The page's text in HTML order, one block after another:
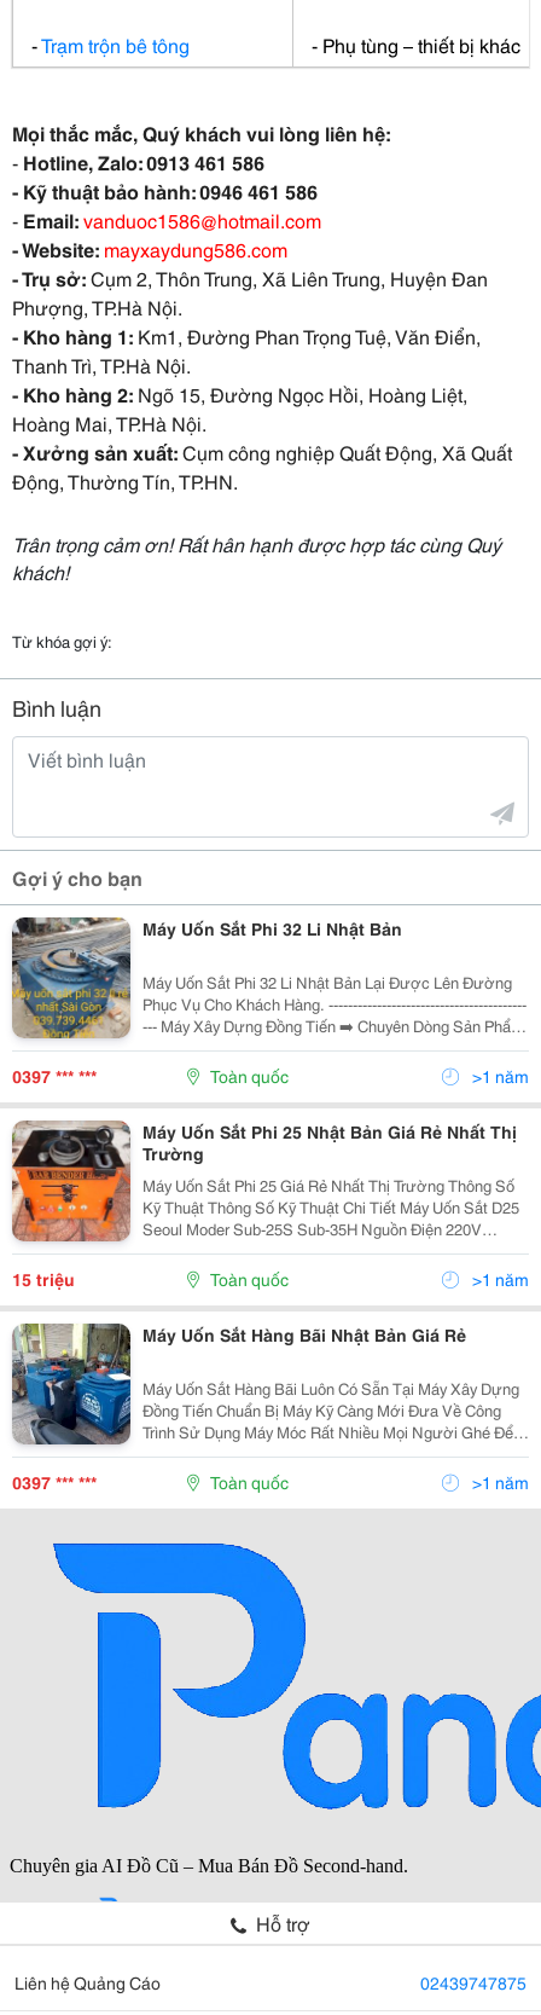
-Trạm trộn bê tông - Phụ tùng – thiết bị khác
Mọi thắc mắc, Quý khách vui lòng liên hệ:
- Hotline, Zalo: 0913 461 586
- Kỹ thuật bảo hành: 0946 461 586
- Email:vanduoc1586@hotmail.com
- Website: mayxaydung586.com
- Trụ sở:Cụm 2, Thôn Trung, Xã Liên Trung, Huyện Đan
Phượng, TP.Hà Nội.
- Kho hàng 1: Km1, Đường Phan Trọng Tuệ, Văn Điển,
Thanh Trì, TP.Hà Nội.
- Kho hàng 2: Ngõ 15, Đường Ngọc Hồi, Hoàng Liệt,
Hoàng Mai, TP.Hà Nội.
- Xưởng sản xuất:Cụm công nghiệp Quất Động, Xã Quất
Động, Thường Tín, TP.HN.
Trân trọng cảm ơn! Rất hân hạnh được hợp tác cùng Quý
khách!
Từ khóa gợi ý:
Bình luận
Gợi ý cho bạn
Máy Uốn Sắt Phi 32 Li Nhật Bản
Máy Uốn Sắt Phi 32 Li Nhật Bản Lại Được Lên Đường
Phục Vụ Cho Khách Hàng. -----------------------------------------
--- Máy Xây Dựng Đồng Tiến ➡️ Chuyên Dòng Sản Phẩm
Máy Xây Dựng: --------------------------------------------
0397 *** *** Toàn quốc >1 năm
Máy Uốn Sắt Phi 25 Nhật Bản Giá Rẻ Nhất Thị
Trường
Máy Uốn Sắt Phi 25 Giá Rẻ Nhất Thị Trường Thông Số
Kỹ Thuật Thông Số Kỹ Thuật Chi Tiết Máy Uốn Sắt D25
Seoul Moder Sub-25S Sub-35H Nguồn Điện 220V
&Ndash; 50/60Hz 1Phase 220V &Ndash; 50/60Hz
1Phase Mô Tơ - Công Suất 1,9Kw &Ndash;...
15 triệu Toàn quốc >1 năm
Máy Uốn Sắt Hàng Bãi Nhật Bản Giá Rẻ
Máy Uốn Sắt Hàng Bãi Luôn Có Sẵn Tại Máy Xây Dựng
Đồng Tiến Chuẩn Bị Máy Kỹ Càng Mới Đưa Về Công
Trình Sử Dụng Máy Móc Rất Nhiều Mọi Người Ghé Để
Lựa Đầy Đủ Các Dòng Máy Phục Vụ Theo Nhu Cầu
Khách Hàng Máy Đưa Về Công Trình Cám Ơn...
0397 *** *** Toàn quốc >1 năm
Hỗ trợ
Liên hệ Quảng Cáo 02439747875